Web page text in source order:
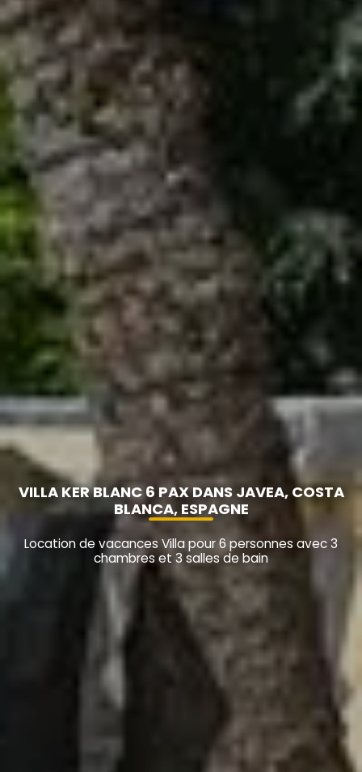
VILLA KER BLANC 6 PAX DANS JAVEA, COSTA
BLANCA, ESPAGNE
Location de vacances Villa pour 6 personnes avec 3
chambres et 3 salles de bain